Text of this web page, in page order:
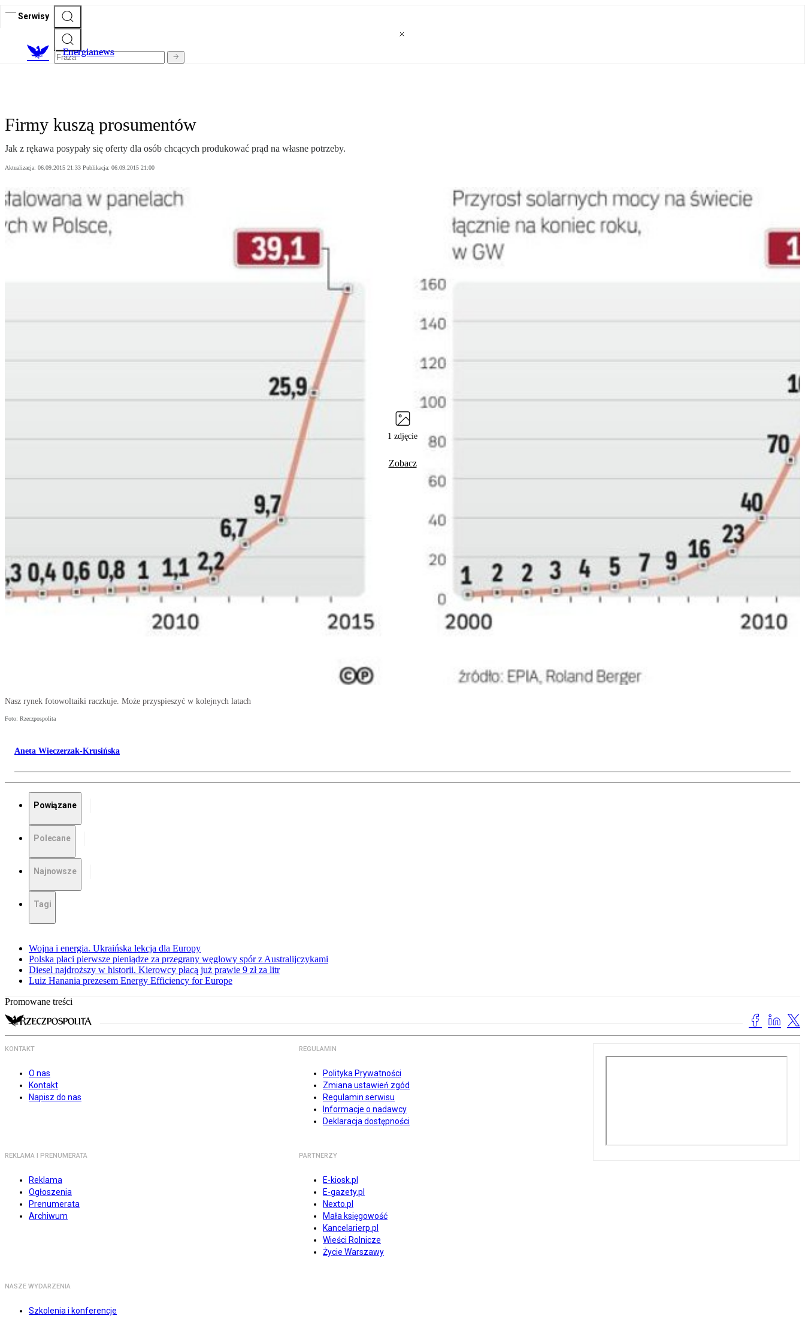
Serwisy
Energianews
Firmy kuszą prosumentów
Jak z rękawa posypały się oferty dla osób chcących produkować prąd na własne potrzeby.
Aktualizacja: 06.09.2015 21:33 Publikacja: 06.09.2015 21:00
1 zdjęcie
Zobacz
Nasz rynek fotowoltaiki raczkuje. Może przyspieszyć w kolejnych latach
Foto: Rzeczpospolita
Aneta Wieczerzak-Krusińska
Powiązane
Polecane
Najnowsze
Tagi
Wojna i energia. Ukraińska lekcja dla Europy
Polska płaci pierwsze pieniądze za przegrany węglowy spór z Australijczykami
Diesel najdroższy w historii. Kierowcy płacą już prawie 9 zł za litr
Luiz Hanania prezesem Energy Efficiency for Europe
Promowane treści
KONTAKT
O nas
Kontakt
Napisz do nas
REGULAMIN
Polityka Prywatności
Zmiana ustawień zgód
Regulamin serwisu
Informacje o nadawcy
Deklaracja dostępności
REKLAMA I PRENUMERATA
Reklama
Ogłoszenia
Prenumerata
Archiwum
PARTNERZY
E-kiosk.pl
E-gazety.pl
Nexto.pl
Mała księgowość
Kancelarierp.pl
Wieści Rolnicze
Życie Warszawy
NASZE WYDARZENIA
Szkolenia i konferencje